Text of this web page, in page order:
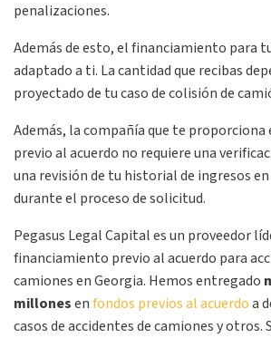
penalizaciones.
Además de esto, el financiamiento para
adaptado a ti. La cantidad que recibas
proyectado de tu caso de colisión de
Además, la compañía que te
previo al acuerdo no requiere una
una revisión de tu historial de ingresos
durante el proceso de solicitud.
Pegasus Legal Capital es un proveedor
financiamiento previo al acuerdo para
camiones en Georgia. Hemos entregado
millonesenfondos previos al acuerdoa
casos de accidentes de camiones y otros.